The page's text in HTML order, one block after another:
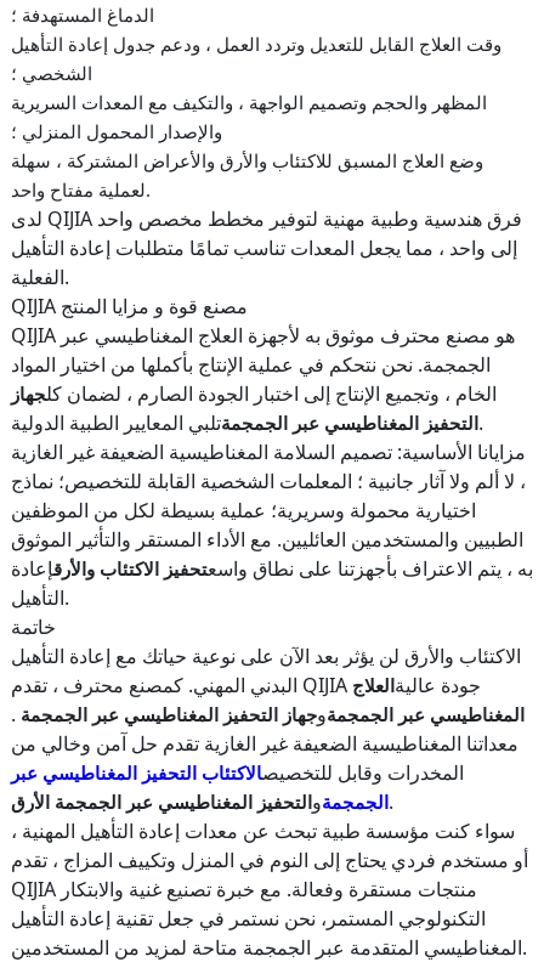
الدماغ المستهدفة ؛
وقت العلاج القابل للتعديل وتردد العمل ، ودعم جدول إعادة التأهيل
الشخصي ؛
المظهر والحجم وتصميم الواجهة ، والتكيف مع المعدات السريرية
والإصدار المحمول المنزلي ؛
وضع العلاج المسبق للاكتئاب والأرق والأعراض المشتركة ، سهلة
لعملية مفتاح واحد.
لدى QIJIA فرق هندسية وطبية مهنية لتوفير مخطط مخصص واحد
إلى واحد ، مما يجعل المعدات تناسب تمامًا متطلبات إعادة التأهيل
الفعلية.
QIJIA مصنع قوة و مزايا المنتج
QIJIA هو مصنع محترف موثوق به لأجهزة العلاج المغناطيسي عبر
الجمجمة. نحن نتحكم في عملية الإنتاج بأكملها من اختيار المواد
الخام ، وتجميع الإنتاج إلى اختبار الجودة الصارم ، لضمان كلجهاز
التحفيز المغناطيسي عبر الجمجمةتلبي المعايير الطبية الدولية.
مزايانا الأساسية: تصميم السلامة المغناطيسية الضعيفة غير الغازية
، لا ألم ولا آثار جانبية ؛ المعلمات الشخصية القابلة للتخصيص؛ نماذج
اختيارية محمولة وسريرية؛ عملية بسيطة لكل من الموظفين
الطبيين والمستخدمين العائليين. مع الأداء المستقر والتأثير الموثوق
به ، يتم الاعتراف بأجهزتنا على نطاق واسعتحفيز الاكتئاب والأرقإعادة
التأهيل.
خاتمة
الاكتئاب والأرق لن يؤثر بعد الآن على نوعية حياتك مع إعادة التأهيل
البدني المهني. كمصنع محترف ، تقدم QIJIA جودة عاليةالعلاج
المغناطيسي عبر الجمجمةوجهاز التحفيز المغناطيسي عبر الجمجمة .
معداتنا المغناطيسية الضعيفة غير الغازية تقدم حل آمن وخالي من
المخدرات وقابل للتخصيصالاكتئاب التحفيز المغناطيسي عبر
الجمجمةوالتحفيز المغناطيسي عبر الجمجمة الأرق
.
سواء كنت مؤسسة طبية تبحث عن معدات إعادة التأهيل المهنية ،
أو مستخدم فردي يحتاج إلى النوم في المنزل وتكييف المزاج ، تقدم
QIJIA منتجات مستقرة وفعالة. مع خبرة تصنيع غنية والابتكار
التكنولوجي المستمر، نحن نستمر في جعل تقنية إعادة التأهيل
المغناطيسي المتقدمة عبر الجمجمة متاحة لمزيد من المستخدمين.